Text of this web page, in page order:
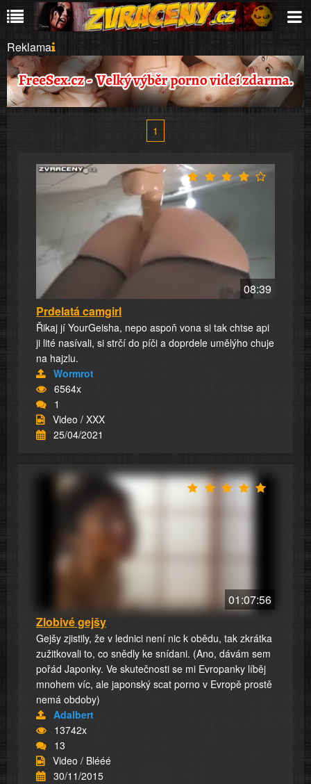
Reklama
1
08:39
Prdelatá camgirl
Řikaj jí YourGeisha, nepo aspoň vona si tak chtse api
ji lité nasívali, si strčí do píči a doprdele umělýho chuje
na hajzlu.
Wormrot
6564x
1
Video / XXX
25/04/2021
01:07:56
Zlobivé gejšy
Gejšy zjistily, že v lednici není nic k obědu, tak zkrátka
zužitkovali to, co snědly ke snídani. (Ano, dávám sem
pořád Japonky. Ve skutečnosti se mi Evropanky líběj
mnohem víc, ale japonský scat porno v Evropě prostě
nemá obdoby)
Adalbert
13742x
13
Video / Blééé
30/11/2015